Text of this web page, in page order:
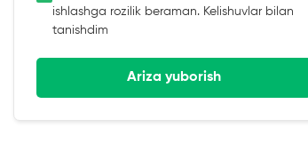
ishlashga rozilik beraman. Kelishuvlar bilan
tanishdim
Ariza yuborish